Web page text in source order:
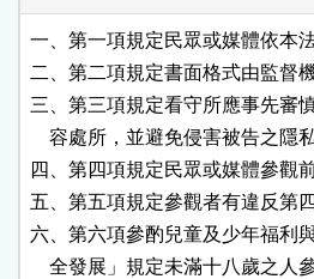
一、第一項規定民眾或媒體依本
二、第二項規定書面格式由監督
三、第三項規定看守所應事先審
容處所，並避免侵害被告之隱
四、第四項規定民眾或媒體參觀
五、第五項規定參觀者有違反第
六、第六項參酌兒童及少年福利
全發展」規定未滿十八歲之